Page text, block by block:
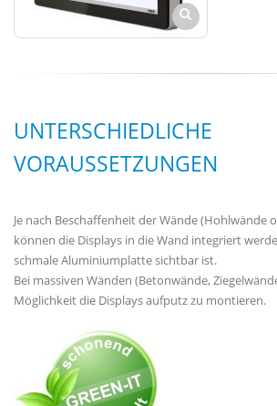
UNTERSCHIEDLICHE
VORAUSSETZUNGEN
Je nach Beschaffenheit der Wände (Hohlwände
können die Displays in die Wand integriert
schmale Aluminiumplatte sichtbar ist.
Bei massiven Wänden (Betonwände,
Möglichkeit die Displays aufputz zu montieren.